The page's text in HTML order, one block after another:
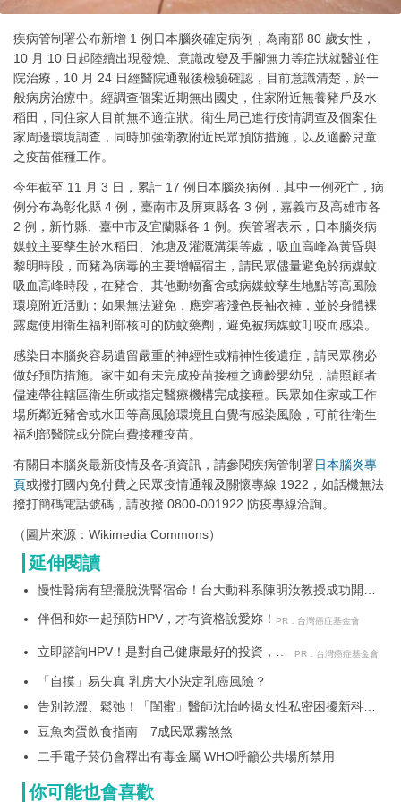
疾病管制署公布新增 1 例日本腦炎確定病例，為南部 80 歲女性，
10 月 10 日起陸續出現發燒、意識改變及手腳無力等症狀就醫並住
院治療，10 月 24 日經醫院通報後檢驗確認，目前意識清楚，於一
般病房治療中。經調查個案近期無出國史，住家附近無養豬戶及水
稻田，同住家人目前無不適症狀。衛生局已進行疫情調查及個案住
家周邊環境調查，同時加強衛教附近民眾預防措施，以及適齡兒童
之疫苗催種工作。
今年截至 11 月 3 日，累計 17 例日本腦炎病例，其中一例死亡，病
例分布為彰化縣 4 例，臺南市及屏東縣各 3 例，嘉義市及高雄市各
2 例，新竹縣、臺中市及宜蘭縣各 1 例。疾管署表示，日本腦炎病
媒蚊主要孳生於水稻田、池塘及灌溉溝渠等處，吸血高峰為黃昏與
黎明時段，而豬為病毒的主要增幅宿主，請民眾儘量避免於病媒蚊
吸血高峰時段，在豬舍、其他動物畜舍或病媒蚊孳生地點等高風險
環境附近活動；如果無法避免，應穿著淺色長袖衣褲，並於身體裸
露處使用衛生福利部核可的防蚊藥劑，避免被病媒蚊叮咬而感染。
感染日本腦炎容易遺留嚴重的神經性或精神性後遺症，請民眾務必
做好預防措施。家中如有未完成疫苗接種之適齡嬰幼兒，請照顧者
儘速帶往轄區衛生所或指定醫療機構完成接種。民眾如住家或工作
場所鄰近豬舍或水田等高風險環境且自覺有感染風險，可前往衛生
福利部醫院或分院自費接種疫苗。
有關日本腦炎最新疫情及各項資訊，請參閱疾病管制署日本腦炎專
頁或撥打國內免付費之民眾疫情通報及關懷專線 1922，如話機無法
撥打簡碼電話號碼，請改撥 0800-001922 防疫專線洽詢。
（圖片來源：Wikimedia Commons）
延伸閱讀
慢性腎病有望擺脫洗腎宿命！台大動科系陳明汝教授成功開發
伴侶和妳一起預防HPV，才有資格說愛妳！
PR．台灣癌症基金會
立即諮詢HPV！是對自己健康最好的投資，把
PR．台灣癌症基金會
「自摸」易失真 乳房大小決定乳癌風險？
告別乾澀、鬆弛！「閨蜜」醫師沈怡岒揭女性私密困擾新科技
豆魚肉蛋飲食指南 7成民眾霧煞煞
二手電子菸仍會釋出有毒金屬 WHO呼籲公共場所禁用
你可能也會喜歡